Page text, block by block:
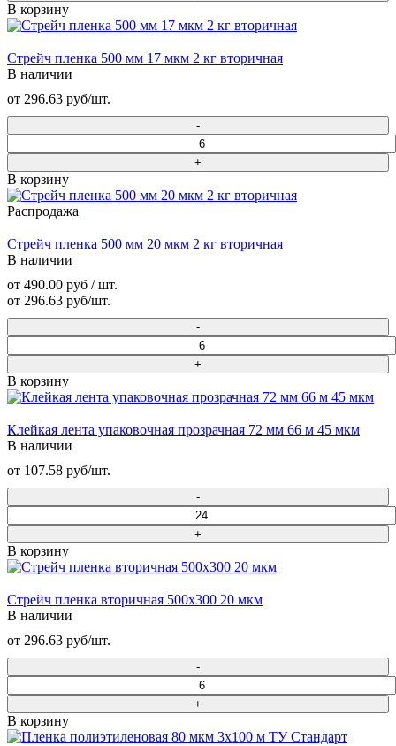
В корзину
Стрейч пленка 500 мм 17 мкм 2 кг вторичная
В наличии
от 296.63 руб/шт.
В корзину
Распродажа
Стрейч пленка 500 мм 20 мкм 2 кг вторичная
В наличии
от 490.00 руб / шт.
от 296.63 руб/шт.
В корзину
Клейкая лента упаковочная прозрачная 72 мм 66 м 45 мкм
В наличии
от 107.58 руб/шт.
В корзину
Стрейч пленка вторичная 500х300 20 мкм
В наличии
от 296.63 руб/шт.
В корзину